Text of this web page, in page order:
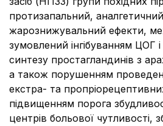
протизапальний,
жарознижувальний ефекти,
зумовлений інгібуванням ЦОГ
синтезу простагландинів з
а також порушенням
екстра- та
підвищенням порога
центрів больової чутливості,